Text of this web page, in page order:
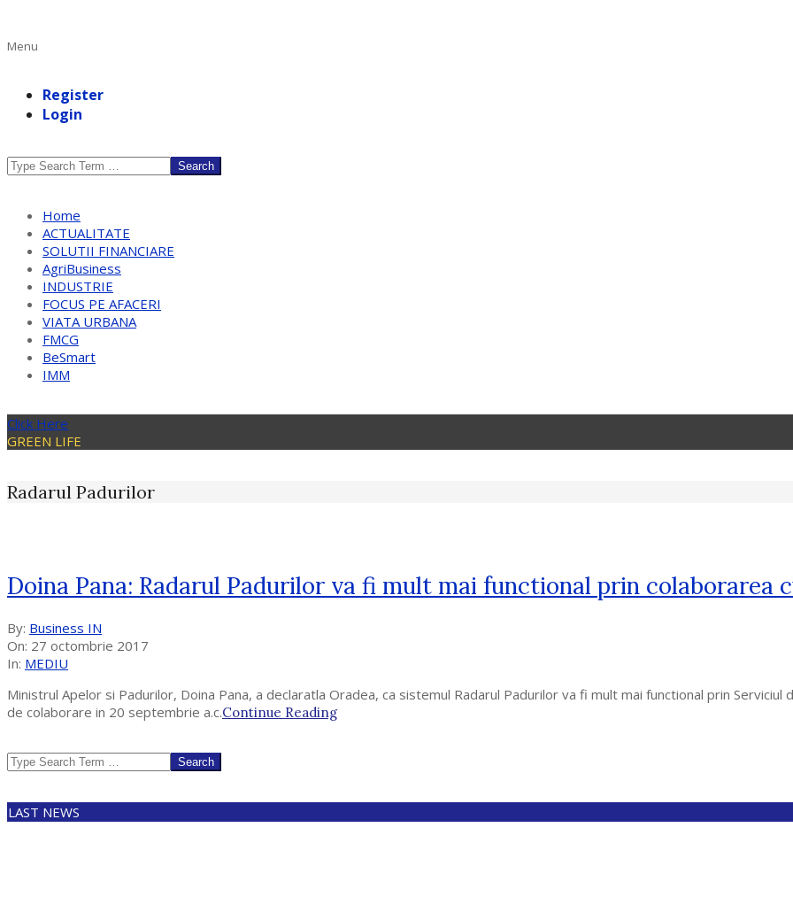
Primary
Menu
Register
Login
Search
Home
ACTUALITATE
SOLUTII FINANCIARE
AgriBusiness
INDUSTRIE
FOCUS PE AFACERI
VIATA URBANA
FMCG
BeSmart
IMM
Click Here
GREEN LIFE
Radarul Padurilor
Doina Pana: Radarul Padurilor va fi mult mai functional prin colaborarea
2017-
10-
27
By: Business IN
On: 27 octombrie 2017
In: MEDIU
Ministrul Apelor si Padurilor, Doina Pana, a declaratla Oradea, ca sistemul Radarul Padurilor va fi mult mai functional prin
de colaborare in 20 septembrie a.c.Continue Reading
Search
LAST NEWS